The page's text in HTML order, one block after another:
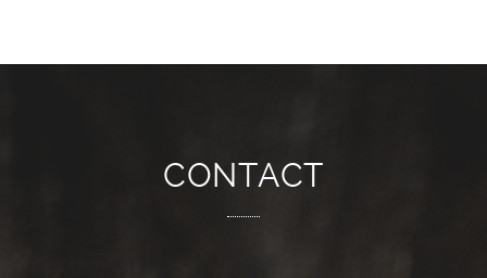
CONTACT